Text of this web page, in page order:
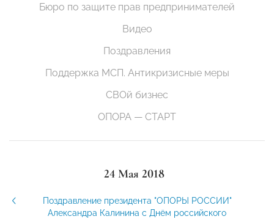
Бюро по защите прав предпринимателей
Видео
Поздравления
Поддержка МСП. Антикризисные меры
СВОй бизнес
ОПОРА — СТАРТ
24 Мая 2018
Поздравление президента "ОПОРЫ РОССИИ"
Александра Калинина с Днём российского